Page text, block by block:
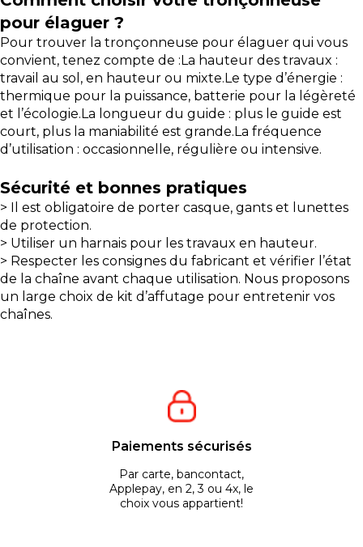
pour élaguer ?
Pour trouver la tronçonneuse pour élaguer qui vous
convient, tenez compte de :La hauteur des travaux :
travail au sol, en hauteur ou mixte.Le type d’énergie :
thermique pour la puissance, batterie pour la légèreté
et l’écologie.La longueur du guide : plus le guide est
court, plus la maniabilité est grande.La fréquence
d’utilisation : occasionnelle, régulière ou intensive.
Sécurité et bonnes pratiques
> Il est obligatoire de porter casque, gants et lunettes
de protection.
> Utiliser un harnais pour les travaux en hauteur.
> Respecter les consignes du fabricant et vérifier l’état
de la chaîne avant chaque utilisation. Nous proposons
un large choix de kit d’affutage pour entretenir vos
chaînes.
Paiements sécurisés
Par carte, bancontact,
Applepay, en 2, 3 ou 4x, le
choix vous appartient!